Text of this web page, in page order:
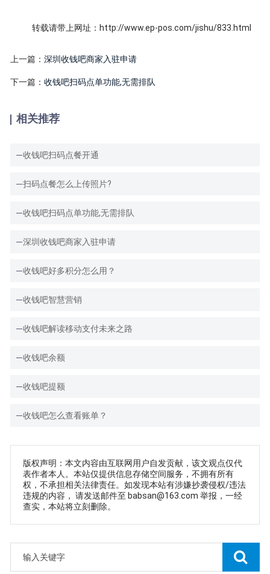
转载请带上网址：http://www.ep-pos.com/jishu/833.html
上一篇：深圳收钱吧商家入驻申请
下一篇：收钱吧扫码点单功能,无需排队
相关推荐
收钱吧扫码点餐开通
扫码点餐怎么上传照片?
收钱吧扫码点单功能,无需排队
深圳收钱吧商家入驻申请
收钱吧好多积分怎么用？
收钱吧智慧营销
收钱吧解读移动支付未来之路
收钱吧余额
收钱吧提额
收钱吧怎么查看账单？
版权声明：本文内容由互联网用户自发贡献，该文观点仅代
表作者本人。本站仅提供信息存储空间服务，不拥有所有
权，不承担相关法律责任。如发现本站有涉嫌抄袭侵权/违法
违规的内容， 请发送邮件至 babsan@163.com 举报，一经
查实，本站将立刻删除。